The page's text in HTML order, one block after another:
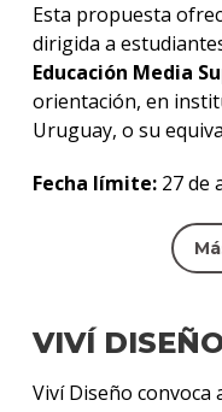
Esta propuesta
dirigida a
Educación Media
orientación, en
Uruguay, o su
Fecha límite:27 de
VIVÍ
Viví Diseño